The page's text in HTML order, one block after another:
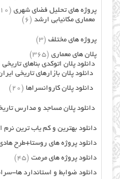
پروژه های تحلیل فضای شهری (10)
معماری مکانیابی ارشد (6)
پروژه های مختلف (3)
پلان های معماری (365)
دانلود پلان اتوکدی بناهای تاریخی
دانلود پلان بازارهای تاریخی
دانلود پلان کاروانسراها (20)
دانلود پلان مساجد و مدارس
دانلود بهترین و کم یاب ترین نرم
دانلود پروژه های روستا+طرح
دانلود پروژه های مرمت (45)
دانلود ضوابط و استاندارد ها-